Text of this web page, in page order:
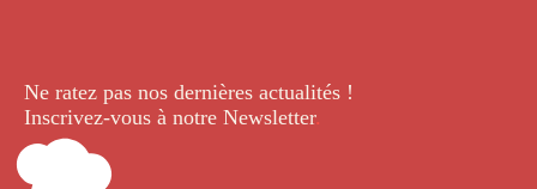
Ne ratez pas nos dernières actualités !
Inscrivez-vous à notre Newsletter.